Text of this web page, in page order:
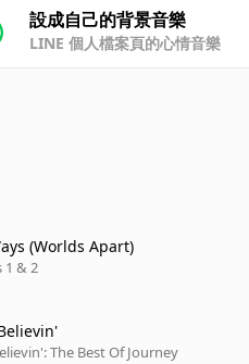
設成自己的背景音樂
LINE 個人檔案頁的心情音樂
(Worlds Apart)
1 & 2
The Best Of Journey